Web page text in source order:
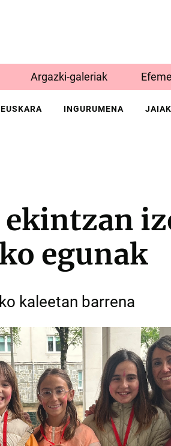
Argazki-galeriak
EUSKARA INGURUMENA JAIAK
egunak
kaleetan barrena